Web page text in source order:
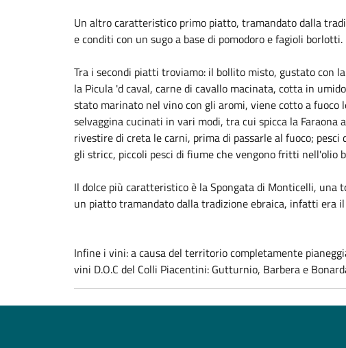
Un altro caratteristico primo piatto, tramandato dalla
e conditi con un sugo a base di pomodoro e fagioli borlotti.
Tra i secondi piatti troviamo: il bollito misto, gustato con
la Picula 'd caval, carne di cavallo macinata, cotta in
stato marinato nel vino con gli aromi, viene cotto a
selvaggina cucinati in vari modi, tra cui spicca la
rivestire di creta le carni, prima di passarle al fuoco;
gli stricc, piccoli pesci di fiume che vengono fritti nell'olio
Il dolce più caratteristico è la Spongata di Monticelli,
un piatto tramandato dalla tradizione ebraica, infatti era
Infine i vini: a causa del territorio completamente
vini D.O.C del Colli Piacentini: Gutturnio, Barbera e